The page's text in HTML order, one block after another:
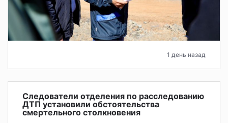
1 день назад
Следователи отделения по расследованию
ДТП установили обстоятельства
смертельного столкновения